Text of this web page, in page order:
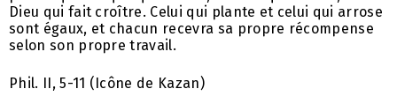
Dieu qui fait croître. Celui qui plante et celui qui arrose
sont égaux, et chacun recevra sa propre récompense
selon son propre travail.
Phil. II, 5-11 (Icône de Kazan)